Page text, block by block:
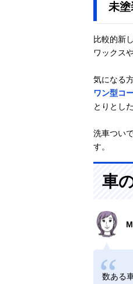
未
比較的新
ワックス
気になる
ワン型コ
とりとし
洗車つい
す。
車
数ある